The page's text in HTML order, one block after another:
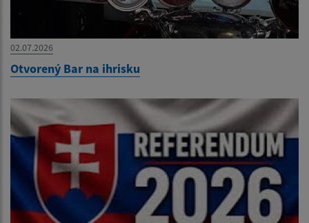
02.07.2026
Otvorený Bar na ihrisku